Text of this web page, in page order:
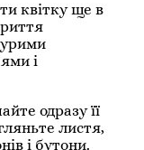
квітку ще в
і
одразу її
листя,
і бутони.